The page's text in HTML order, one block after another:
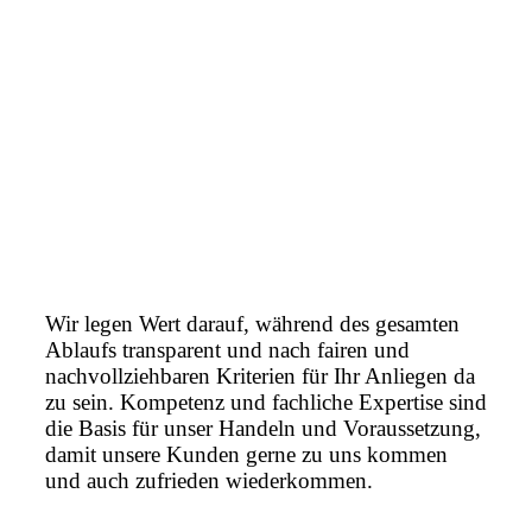
Wir legen Wert darauf, während des gesamten
Ablaufs transparent und nach fairen und
nachvollziehbaren Kriterien für Ihr Anliegen da
zu sein. Kompetenz und fachliche Expertise sind
die Basis für unser Handeln und Voraussetzung,
damit unsere Kunden gerne zu uns kommen
und auch zufrieden wiederkommen.